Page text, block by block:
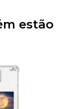
estão